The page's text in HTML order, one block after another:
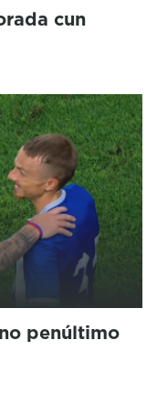
cun
penúltimo